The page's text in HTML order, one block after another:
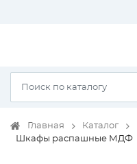
Главная Каталог
Шкафы распашные МДФ